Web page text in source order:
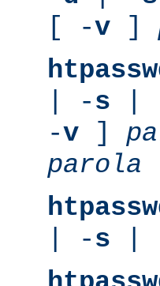
[ -v ]
| -s |
-v ]
parola
| -s |